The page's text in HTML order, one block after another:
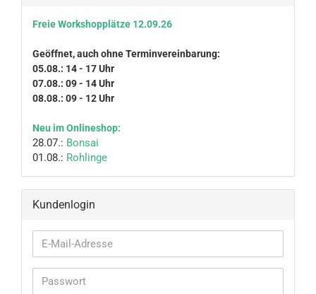
Freie Workshopplätze 12.09.26
Geöffnet, auch ohne Terminvereinbarung:
05.08.: 14 - 17 Uhr
07.08.: 09 - 14 Uhr
08.08.: 09 - 12 Uhr
Neu im Onlineshop:
28.07.: Bonsai
01.08.: Rohlinge
Kundenlogin
E-
Mail-
Passwort